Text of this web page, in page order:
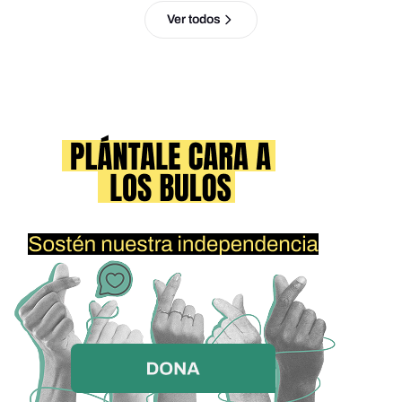
Ver todos